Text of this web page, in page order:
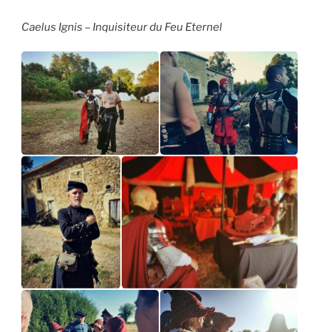
Caelus Ignis – Inquisiteur du Feu Eternel